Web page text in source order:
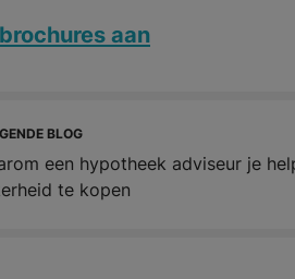
aan
BLOG
een hypotheek adviseur je
te kopen